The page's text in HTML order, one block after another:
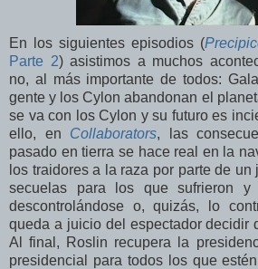
En los siguientes episodios (
Parte 2) asistimos a muchos
no, al más importante de todos:
gente y los Cylon abandonan el
se va con los Cylon y su futuro es
ello, en Collaborators, las
pasado en tierra se hace real en la
los traidores a la raza por parte de un
secuelas para los que sufrieron y
descontrolándose o, quizás, lo
queda a juicio del espectador decidir
Al final, Roslin recupera la
presidencial para todos los que